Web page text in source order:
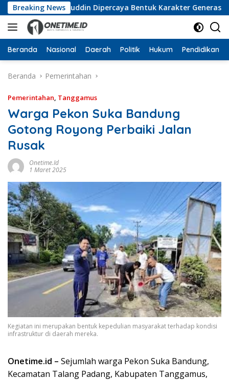
Langsung
ke
konten
Breaking News
Jamaluddin Dipercaya Bentuk Karakter Generasi Muda
Beranda Nasional Daerah Politik Hukum Pendidikan
Beranda Pemerintahan
Pemerintahan, Tanggamus
Warga Pekon Suka Bandung
Gotong Royong Perbaiki Jalan
Rusak
Onetime.id
1 Maret 2025
Kegiatan ini merupakan bentuk kepedulian masyarakat terhadap kondisi
infrastruktur di daerah mereka.
Onetime.id – Sejumlah warga Pekon Suka Bandung,
Kecamatan Talang Padang, Kabupaten Tanggamus,